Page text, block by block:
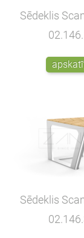
Sēdeklis
Sēdeklis